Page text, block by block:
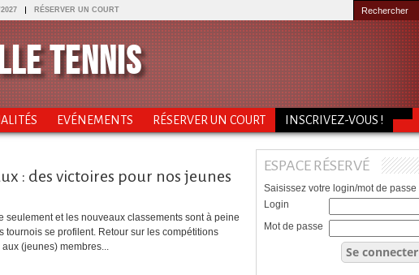
RÉSERVER UN COURT
TENNIS
EVÉNEMENTS RÉSERVER UN COURT INSCRIVEZ-VOUS !
: des victoires pour nos jeunes
seulement et les nouveaux classements sont à peine
tournois se profilent. Retour sur les compétitions
(jeunes) membres...
ESPACE RÉSERVÉ
Saisissez votre login/mot de passe
Login
Mot de passe